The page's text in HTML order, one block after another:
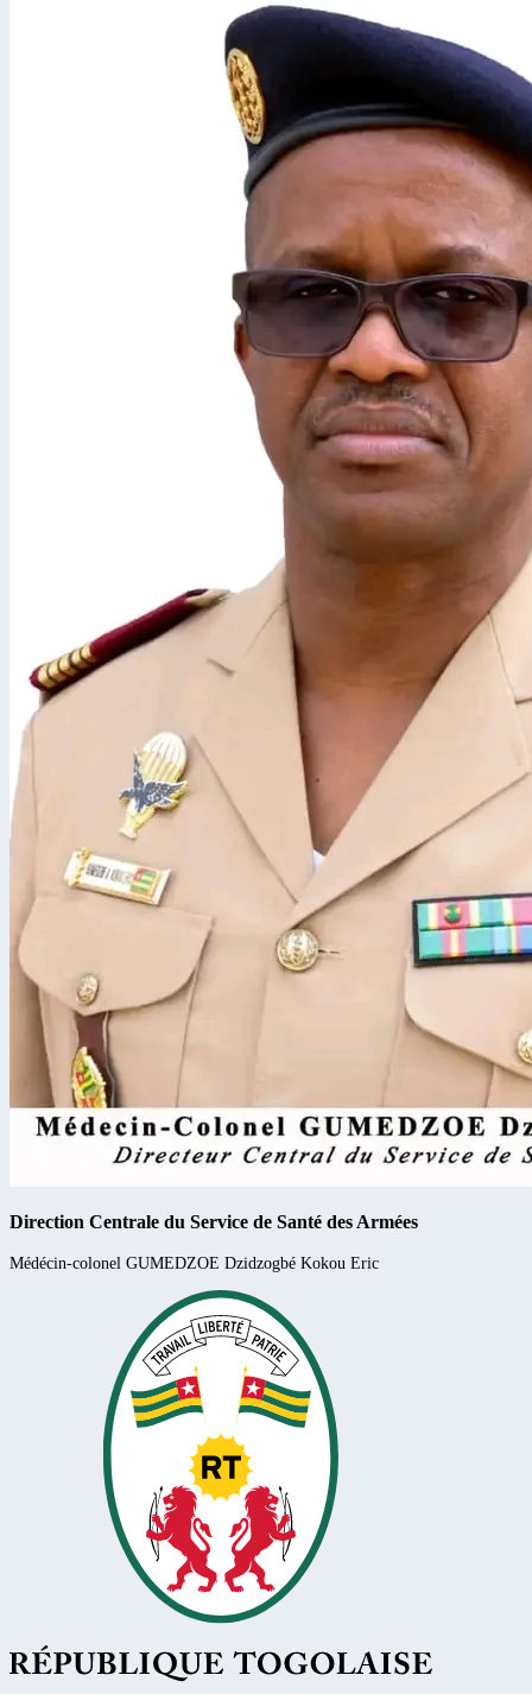
Direction Centrale du Service de Santé des Armées
Médécin-colonel GUMEDZOE Dzidzogbé Kokou Eric